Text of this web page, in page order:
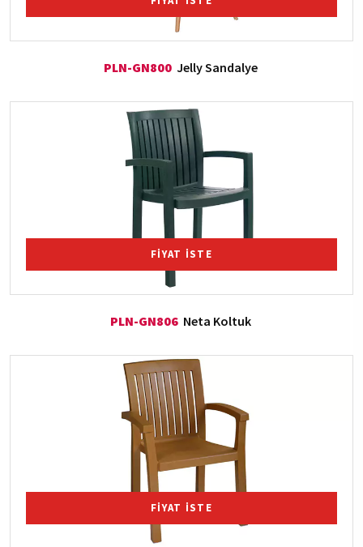
PLN-GN800 Jelly Sandalye
FİYAT İSTE
PLN-GN806 Neta Koltuk
FİYAT İSTE